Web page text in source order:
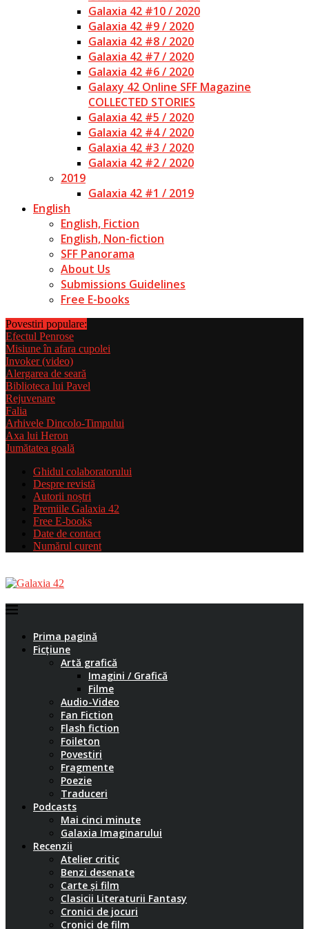
Galaxia 42 #10 / 2020
Galaxia 42 #9 / 2020
Galaxia 42 #8 / 2020
Galaxia 42 #7 / 2020
Galaxia 42 #6 / 2020
Galaxy 42 Online SFF Magazine
COLLECTED STORIES
Galaxia 42 #5 / 2020
Galaxia 42 #4 / 2020
Galaxia 42 #3 / 2020
Galaxia 42 #2 / 2020
2019
Galaxia 42 #1 / 2019
English
English, Fiction
English, Non-fiction
SFF Panorama
About Us
Submissions Guidelines
Free E-books
Povestiri populare:
Efectul Penrose
Misiune în afara cupolei
Invoker (video)
Alergarea de seară
Biblioteca lui Pavel
Rejuvenare
Falia
Arhivele Dincolo-Timpului
Axa lui Heron
Jumătatea goală
Ghidul colaboratorului
Despre revistă
Autorii noștri
Premiile Galaxia 42
Free E-books
Date de contact
Numărul curent
Prima pagină
Ficțiune
Artă grafică
Imagini / Grafică
Filme
Audio-Video
Fan Fiction
Flash fiction
Foileton
Povestiri
Fragmente
Poezie
Traduceri
Podcasts
Mai cinci minute
Galaxia Imaginarului
Recenzii
Atelier critic
Benzi desenate
Carte și film
Clasicii Literaturii Fantasy
Cronici de jocuri
Cronici de film